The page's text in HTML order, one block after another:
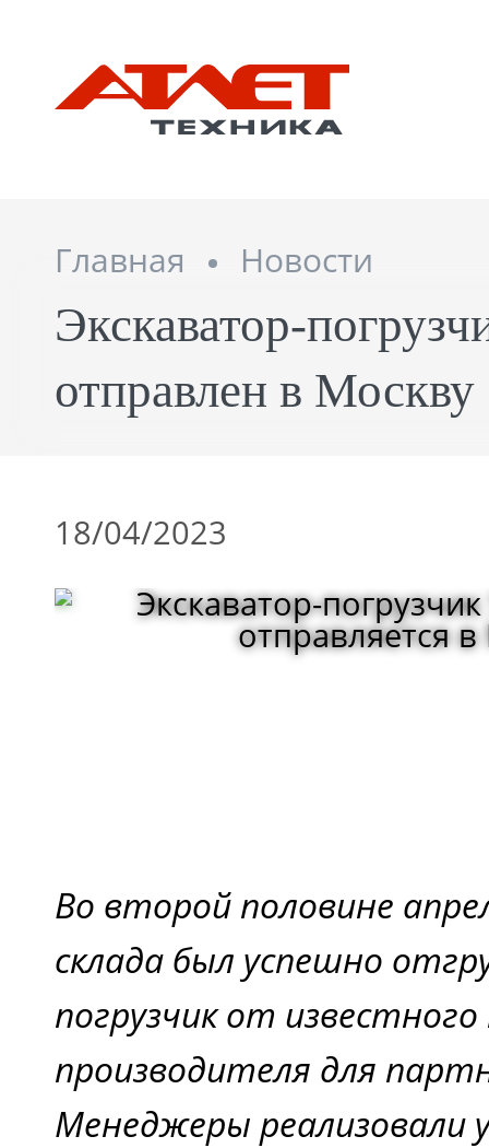
Главная Новости
Экскаватор-
отправлен в Москву
18/04/2023
Во второй половине
склада был успешно
погрузчик от
производителя для
Менеджеры реализовали